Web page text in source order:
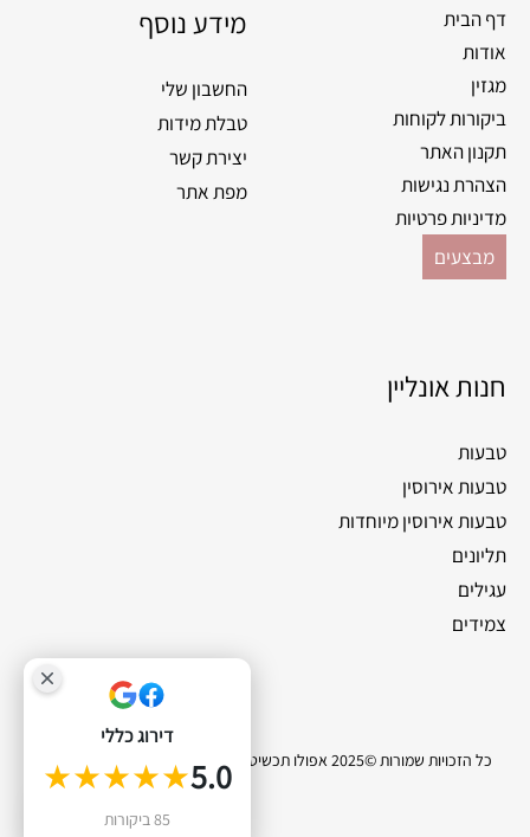
o
k
r
a
m
דף הבית
אודות
מגזין
ביקורות לקוחות
תקנון האתר
הצהרת נגישות
מדיניות פרטיות
מבצעים
מידע נוסף
החשבון שלי
טבלת מידות
יצירת קשר
מפת אתר
חנות אונליין
טבעות
טבעות אירוסין
טבעות אירוסין מיוחדות
תליונים
עגילים
צמידים
כל הזכויות שמורות ©2025 אפולו תכשיטי יהלומים |
דירוג כללי
5.0
★★★★★
85 ביקורות